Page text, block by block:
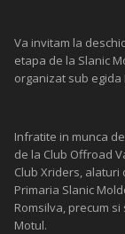
Va invitam la
etapa de la Slanic
organizat sub egida
Infratite in munca
de la Club Offroad
Club Xriders,
Primaria Slanic
Romsilva, precum
Motul.